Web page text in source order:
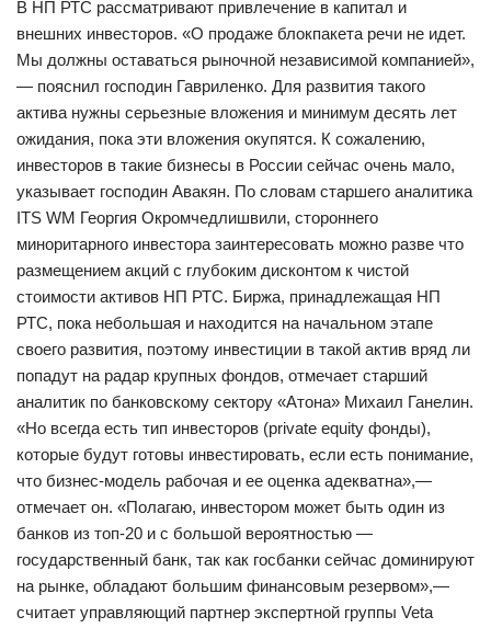
В НП РТС рассматривают привлечение в капитал и
внешних инвесторов. «О продаже блокпакета речи не идет.
Мы должны оставаться рыночной независимой компанией»,
— пояснил господин Гавриленко. Для развития такого
актива нужны серьезные вложения и минимум десять лет
ожидания, пока эти вложения окупятся. К сожалению,
инвесторов в такие бизнесы в России сейчас очень мало,
указывает господин Авакян. По словам старшего аналитика
ITS WM Георгия Окромчедлишвили, стороннего
миноритарного инвестора заинтересовать можно разве что
размещением акций с глубоким дисконтом к чистой
стоимости активов НП РТС. Биржа, принадлежащая НП
РТС, пока небольшая и находится на начальном этапе
своего развития, поэтому инвестиции в такой актив вряд ли
попадут на радар крупных фондов, отмечает старший
аналитик по банковскому сектору «Атона» Михаил Ганелин.
«Но всегда есть тип инвесторов (private equity фонды),
которые будут готовы инвестировать, если есть понимание,
что бизнес-модель рабочая и ее оценка адекватна»,—
отмечает он. «Полагаю, инвестором может быть один из
банков из топ-20 и с большой вероятностью —
государственный банк, так как госбанки сейчас доминируют
на рынке, обладают большим финансовым резервом»,—
считает управляющий партнер экспертной группы Veta